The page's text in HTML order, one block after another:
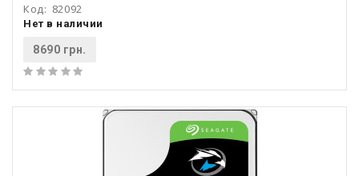
Код: 82092
Нет в наличии
8690 грн.